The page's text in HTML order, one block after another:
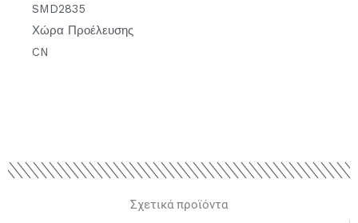
SMD2835
Χώρα Προέλευσης
CN
Σχετικά προϊόντα